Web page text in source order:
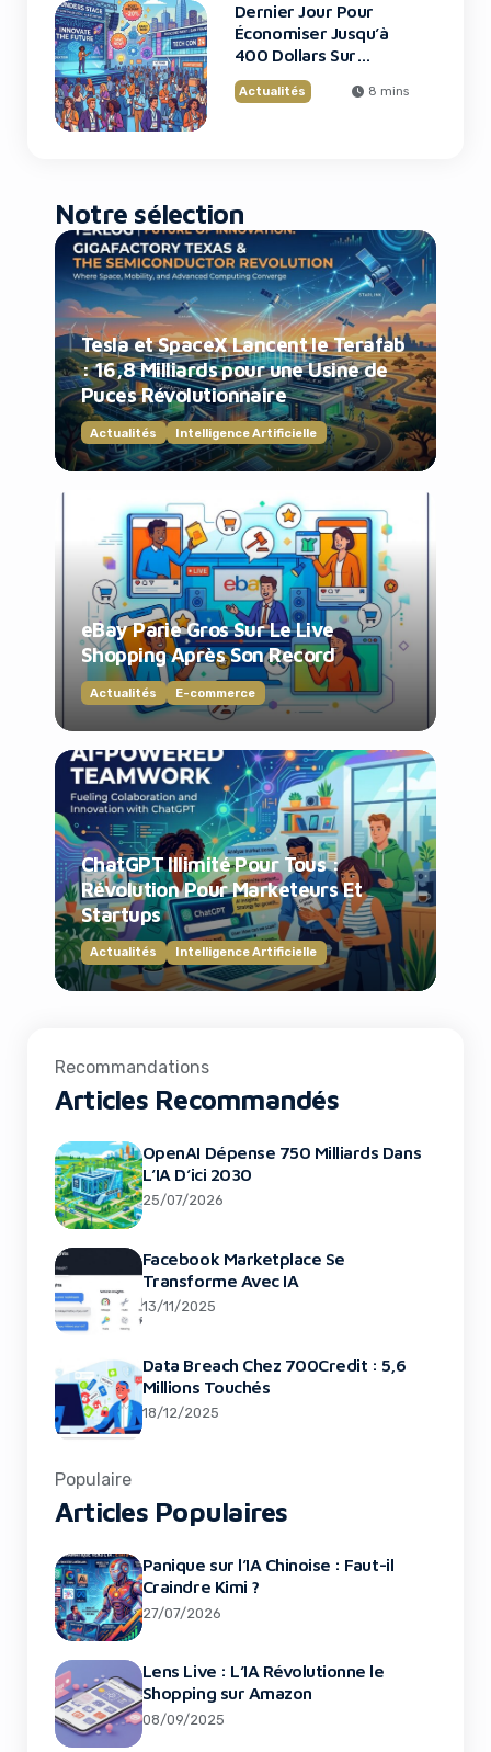
Dernier Jour Pour
Économiser Jusqu’à
400 Dollars Sur
TechCrunch Disrupt
2026
Actualités 8 mins
Notre sélection
Tesla et SpaceX Lancent le Terafab
: 16,8 Milliards pour une Usine de
Puces Révolutionnaire
Actualités Intelligence Artificielle
eBay Parie Gros Sur Le Live
Shopping Après Son Record
Actualités E-commerce
ChatGPT Illimité Pour Tous :
Révolution Pour Marketeurs Et
Startups
Actualités Intelligence Artificielle
Recommandations
Articles Recommandés
OpenAI Dépense 750 Milliards Dans
L’IA D’ici 2030
25/07/2026
Facebook Marketplace Se
Transforme Avec IA
13/11/2025
Data Breach Chez 700Credit : 5,6
Millions Touchés
18/12/2025
Populaire
Articles Populaires
Panique sur l’IA Chinoise : Faut-il
Craindre Kimi ?
27/07/2026
Lens Live : L’IA Révolutionne le
Shopping sur Amazon
08/09/2025
Perplexity Lance Un Suivi Des Élections
Aux États-Unis